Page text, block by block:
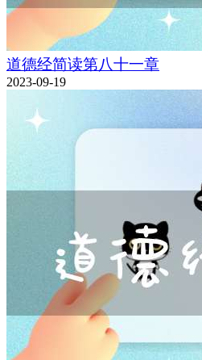
道德经简读第八十一章
2023-09-19